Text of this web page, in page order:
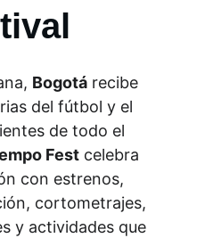
Bogotá recibe
del fútbol y el
de todo el
Fest celebra
con estrenos,
cortometrajes,
y actividades que